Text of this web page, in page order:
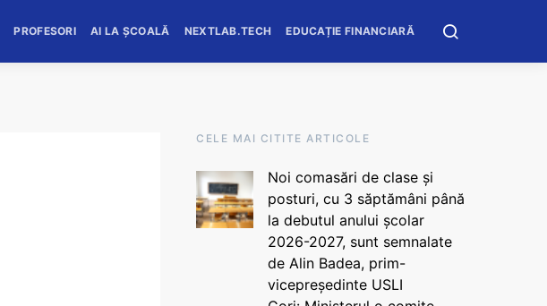
PROFESORI AI LA ȘCOALĂ NEXTLAB.TECH EDUCAȚIE FINANCIARĂ
CELE MAI CITITE ARTICOLE
Noi comasări de clase și
posturi, cu 3 săptămâni până
la debutul anului școlar
2026-2027, sunt semnalate
de Alin Badea, prim-
vicepreședinte USLI